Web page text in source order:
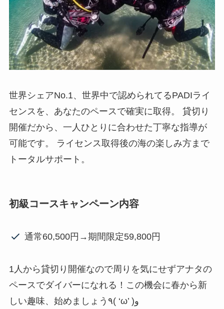
世界シェアNo.1、世界中で認められてるPADIライ
センスを、あなたのペースで確実に取得。 貸切り
開催だから、一人ひとりに合わせた丁寧な指導が
可能です。 ライセンス取得後の海の楽しみ方まで
トータルサポート。
初級コースキャンペーン内容
通常60,500円→期間限定59,800円
1人から貸切り開催なので周りを気にせずアナタの
ペースでダイバーになれる！この機会に春から新
しい趣味、始めましょう٩( ‘ω’ )و